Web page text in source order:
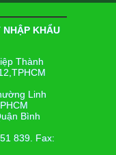
NHẬP KHẨU
Thành
Linh
Bình
839. Fax: